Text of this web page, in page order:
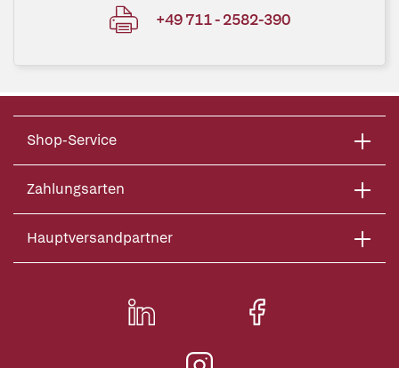
+49 711 - 2582-390
Shop-Service
Zahlungsarten
Hauptversandpartner